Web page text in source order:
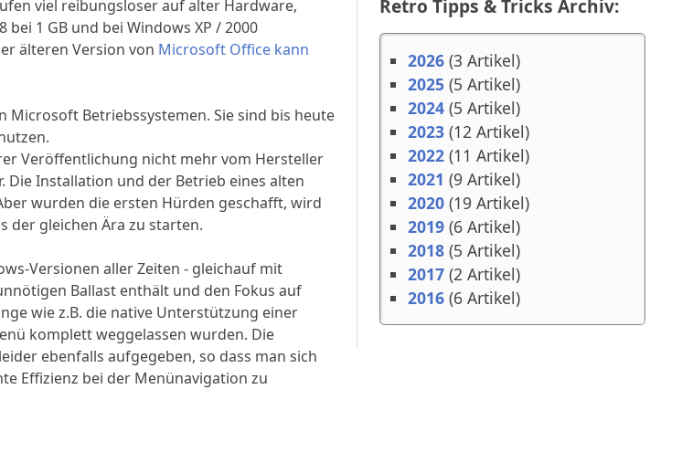
viel reibungsloser auf alter Hardware,
1 GB und bei Windows XP / 2000
älteren Version von Microsoft Office kann
Betriebssystemen. Sie sind bis heute
Veröffentlichung nicht mehr vom Hersteller
Installation und der Betrieb eines alten
wurden die ersten Hürden geschafft, wird
der gleichen Ära zu starten.
Versionen aller Zeiten - gleichauf mit
Ballast enthält und den Fokus auf
wie z.B. die native Unterstützung einer
komplett weggelassen wurden. Die
ebenfalls aufgegeben, so dass man sich
Effizienz bei der Menünavigation zu
Retro Tipps & Tricks Archiv:
2026(3 Artikel)
2025(5 Artikel)
2024(5 Artikel)
2023(12 Artikel)
2022(11 Artikel)
2021 (9 Artikel)
2020(19 Artikel)
2019(6 Artikel)
2018(5 Artikel)
2017(2 Artikel)
2016(6 Artikel)